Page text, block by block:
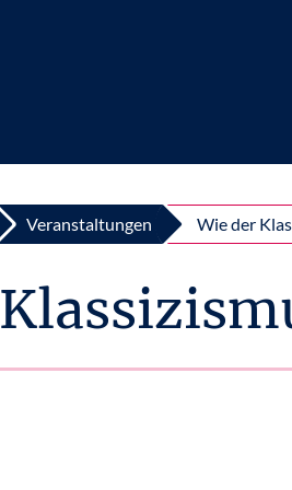
Veranstaltungen Wie der